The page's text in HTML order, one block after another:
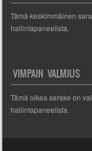
Tämä keskimmäinen
hallintapaneelista.
VIMPAIN VALMIUS
Tämä oikea sarake on
hallintapaneelista.